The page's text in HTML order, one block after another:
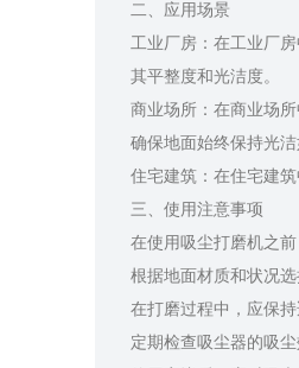
二、应用场景
工业厂房：在工业厂
其平整度和光洁度。
商业场所：在商业场
确保地面始终保持光洁
住宅建筑：在住宅建
三、使用注意事项
在使用吸尘打磨机之
根据地面材质和状况
在打磨过程中，应保
定期检查吸尘器的吸